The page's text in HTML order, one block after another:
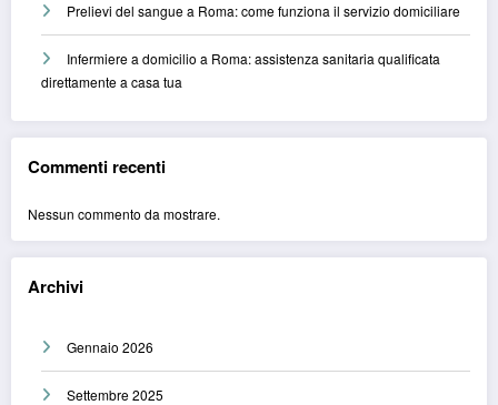
Prelievi del sangue a Roma: come funziona il servizio domiciliare
Infermiere a domicilio a Roma: assistenza sanitaria qualificata
direttamente a casa tua
Commenti recenti
Nessun commento da mostrare.
Archivi
Gennaio 2026
Settembre 2025